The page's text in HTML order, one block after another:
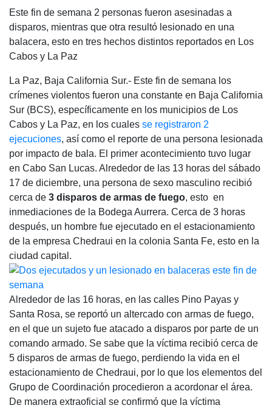
Este fin de semana 2 personas fueron asesinadas a
disparos, mientras que otra resultó lesionado en una
balacera, esto en tres hechos distintos reportados en Los
Cabos y La Paz
La Paz, Baja California Sur.- Este fin de semana los
crímenes violentos fueron una constante en Baja California
Sur (BCS), específicamente en los municipios de Los
Cabos y La Paz, en los cuales se registraron 2
ejecuciones, así como el reporte de una persona lesionada
por impacto de bala. El primer acontecimiento tuvo lugar
en Cabo San Lucas. Alrededor de las 13 horas del sábado
17 de diciembre, una persona de sexo masculino recibió
cerca de 3 disparos de armas de fuego, esto en
inmediaciones de la Bodega Aurrera. Cerca de 3 horas
después, un hombre fue ejecutado en el estacionamiento
de la empresa Chedraui en la colonia Santa Fe, esto en la
ciudad capital.
Alrededor de las 16 horas, en las calles Pino Payas y
Santa Rosa, se reportó un altercado con armas de fuego,
en el que un sujeto fue atacado a disparos por parte de un
comando armado. Se sabe que la víctima recibió cerca de
5 disparos de armas de fuego, perdiendo la vida en el
estacionamiento de Chedraui, por lo que los elementos del
Grupo de Coordinación procedieron a acordonar el área.
De manera extraoficial se confirmó que la víctima